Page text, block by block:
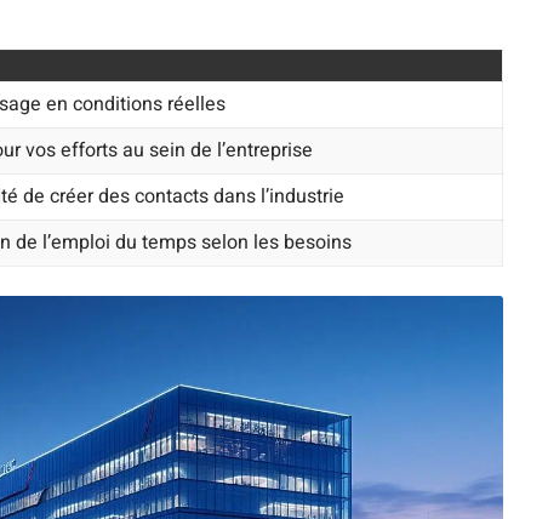
en conditions réelles
vos efforts au sein de l’entreprise
de créer des contacts dans l’industrie
de l’emploi du temps selon les besoins